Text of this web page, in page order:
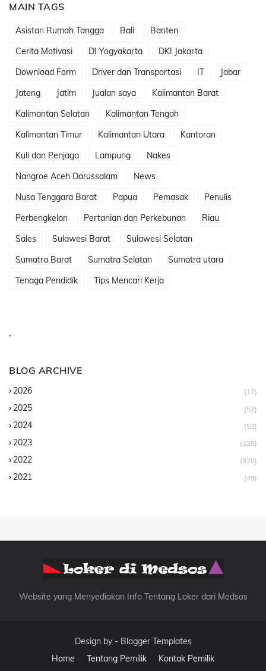
MAIN TAGS
Asistan Rumah Tangga Bali
Banten
Cerita Motivasi
DI Yogyakarta
DKI Jakarta
Download Form
Driver dan Transportasi IT
Jabar
Jateng
Jatim Jualan saya
Kalimantan Barat
Kalimantan Selatan
Kalimantan Tengah
Kalimantan Timur
Kalimantan Utara
Kantoran
Kuli dan Penjaga
Lampung
Nakes
Nangroe Aceh Darussalam
News
Nusa Tenggara Barat
Papua Pemasak
Penulis
Perbengkelan
Pertanian dan Perkebunan
Riau
Sales
Sulawesi Barat
Sulawesi Selatan
Sumatra Barat
Sumatra Selatan
Sumatra utara
Tenaga Pendidik
Tips Mencari Kerja
.
BLOG ARCHIVE
2026 (17)
2025 (52)
2024 (52)
2023 (125)
2022 (328)
2021 (49)
Website yang Menyediakan Info Tentang Loker dari Medsos
Design by - Blogger Templates
Home
Tentang Pemilik Kontak Pemilik